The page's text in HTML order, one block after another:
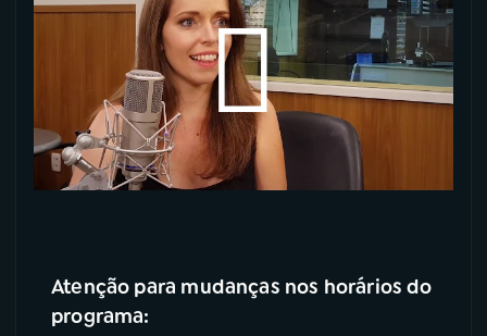
Atenção para mudanças nos horários do
programa: